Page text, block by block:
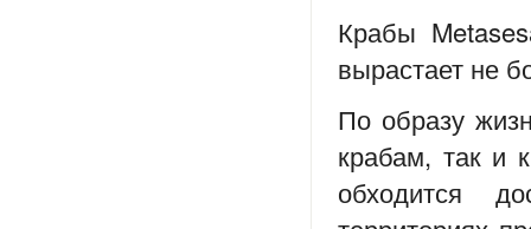
Крабы
вырастает не
По образу
крабам, так и
обходится